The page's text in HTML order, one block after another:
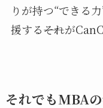
りが持つ“できる
援する――それが
それでもMBA